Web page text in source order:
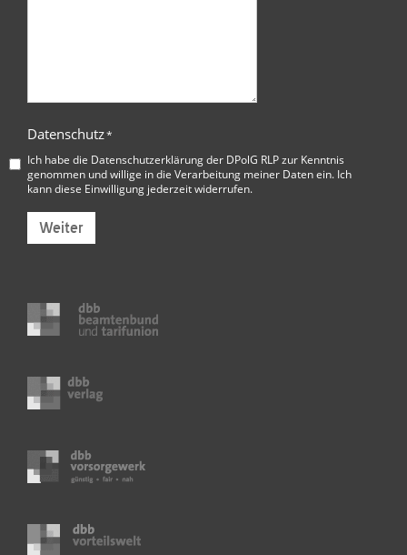
Datenschutz*
Ich habe die Datenschutzerklärung der DPolG RLPzur Kenntnis
genommen und willige in die Verarbeitung meiner Daten ein. Ich
kann diese Einwilligung jederzeit widerrufen.
Weiter